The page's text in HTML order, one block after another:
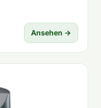
Ansehen →